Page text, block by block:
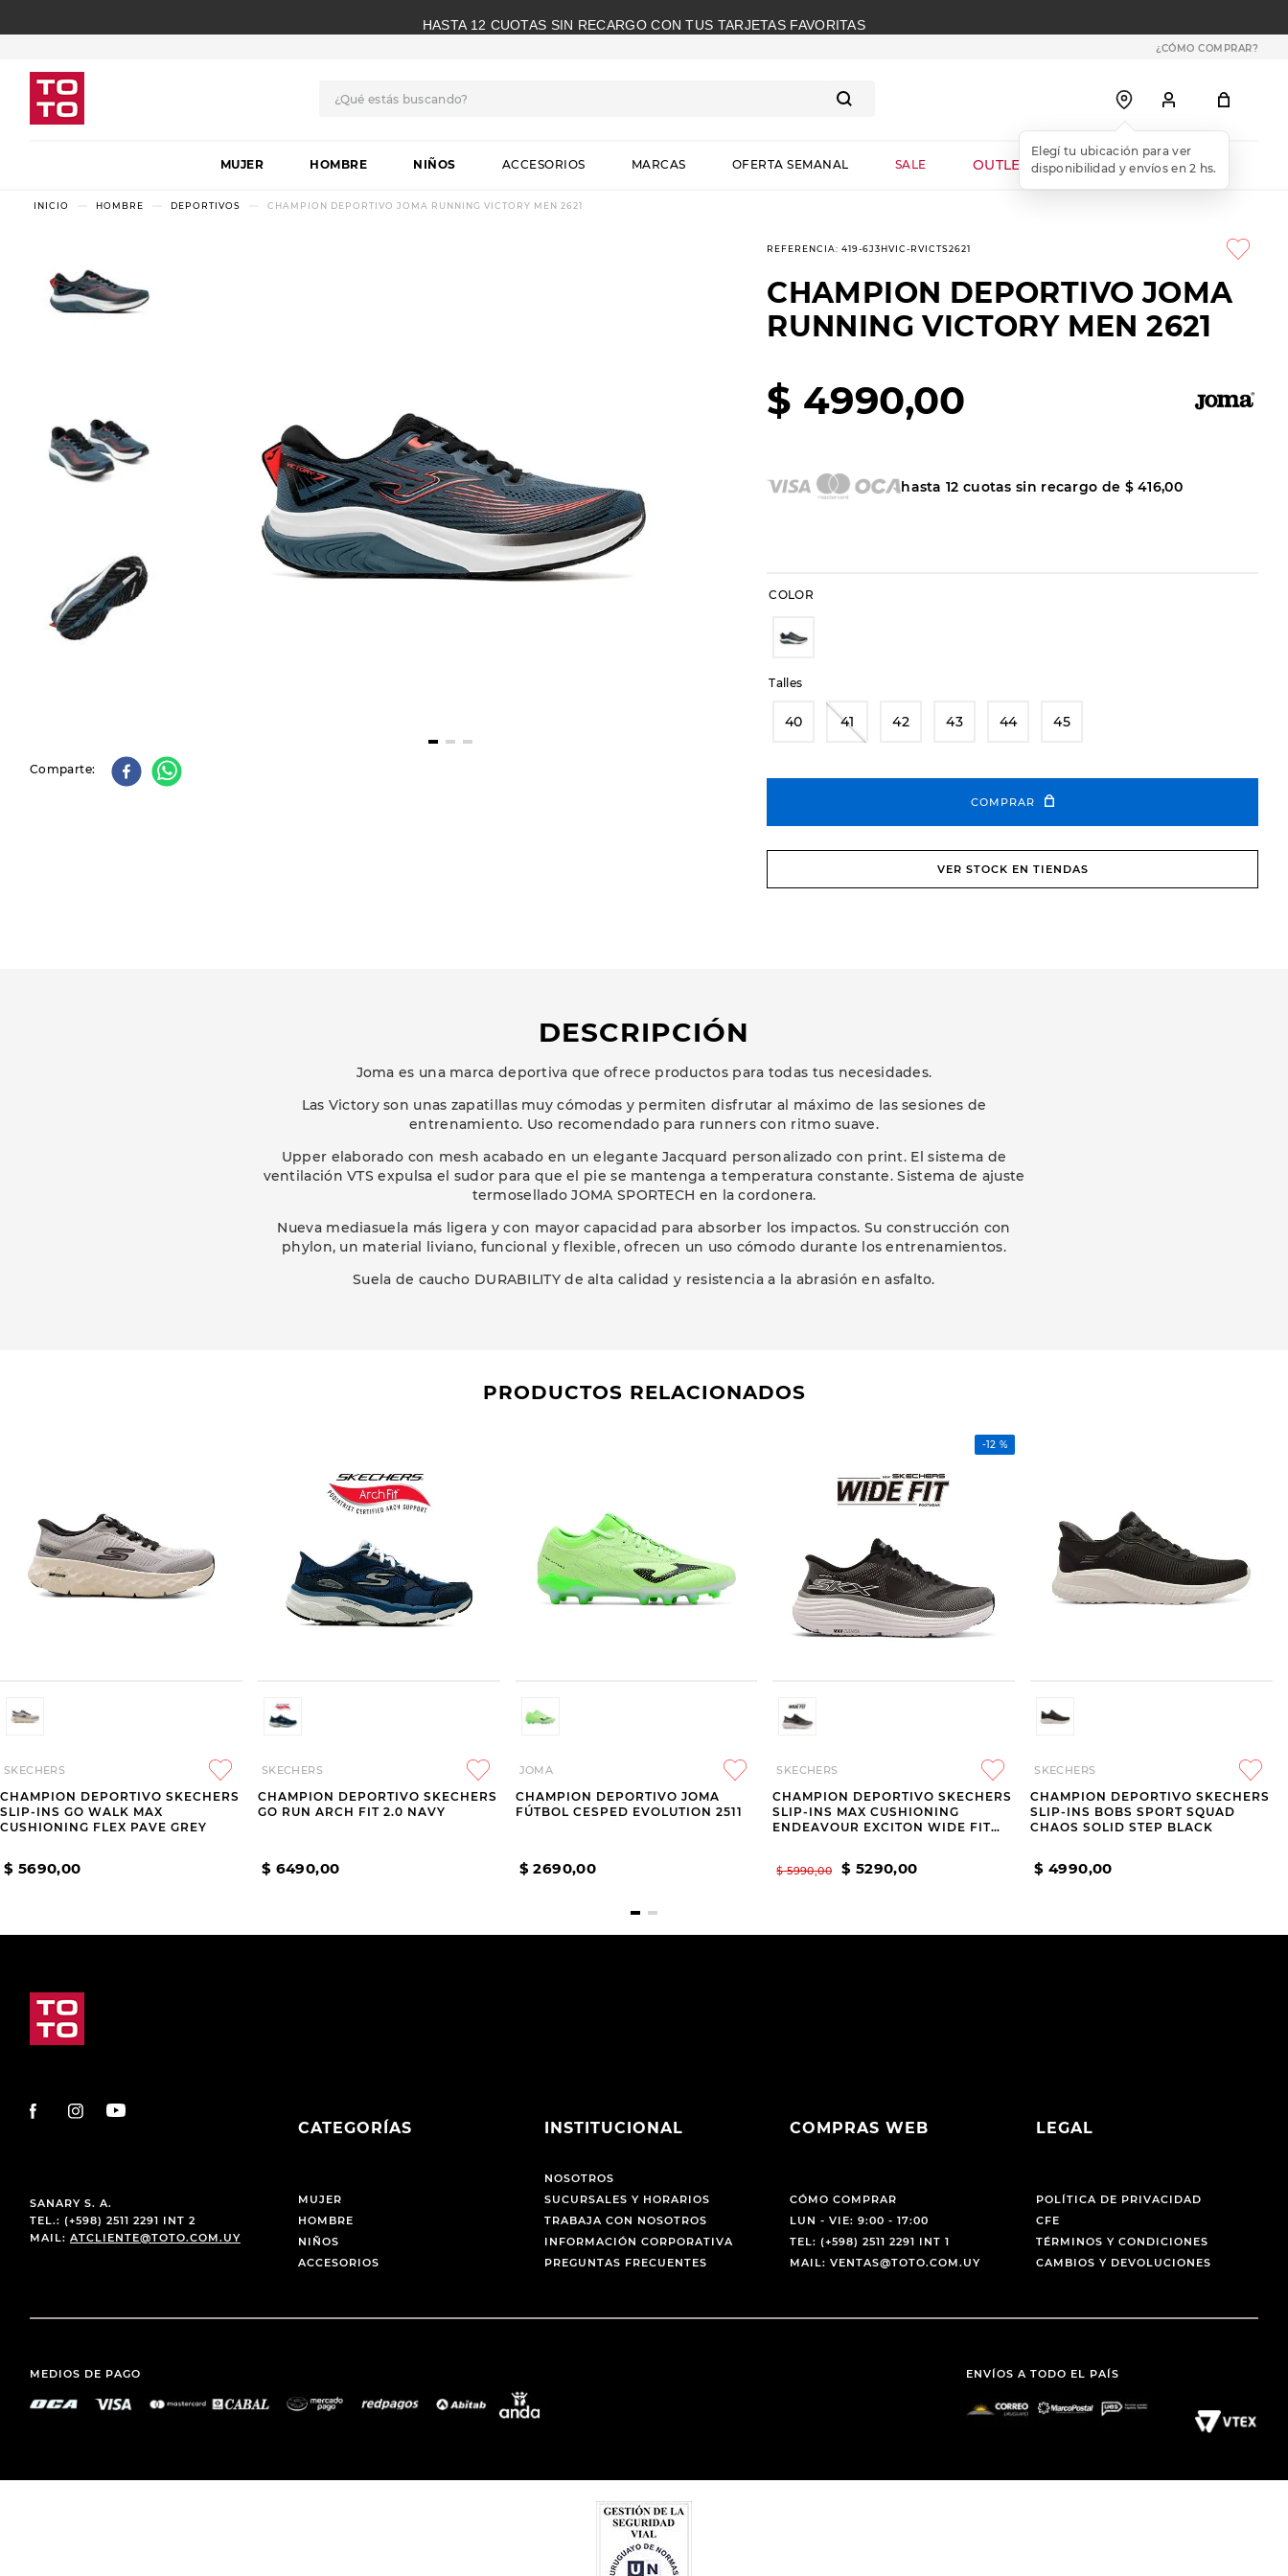
HASTA 12 CUOTAS SIN RECARGO CON TUS TARJETAS FAVORITAS
¿CÓMO COMPRAR?
MUJER HOMBRE NIÑOS ACCESORIOS MARCAS OFERTA SEMANAL SALE OUTLET WEB
HOMBRE DEPORTIVOS CHAMPION DEPORTIVO JOMA RUNNING VICTORY MEN 2621
Comparte
REFERENCIA:419-6J3HVIC-RVICTS2621
CHAMPION DEPORTIVO JOMA
RUNNING VICTORY MEN 2621
$ 4990,00
hasta12 cuotas sin recargo de $ 416,00
COLOR
Talles
40 41 42 43 44 45
COMPRAR
VER STOCK EN TIENDAS
DESCRIPCIÓN
Joma es una marca deportiva que ofrece productos para todas tus necesidades.
Las Victory son unas zapatillas muy cómodas y permiten disfrutar al máximo de las sesiones de
entrenamiento. Uso recomendado para runners con ritmo suave.
Upper elaborado con mesh acabado en un elegante Jacquard personalizado con print. El sistema de
ventilación VTS expulsa el sudor para que el pie se mantenga a temperatura constante. Sistema de ajuste
termosellado JOMA SPORTECH en la cordonera.
Nueva mediasuela más ligera y con mayor capacidad para absorber los impactos. Su construcción con
phylon, un material liviano, funcional y flexible, ofrecen un uso cómodo durante los entrenamientos.
Suela de caucho DURABILITY de alta calidad y resistencia a la abrasión en asfalto.
PRODUCTOS RELACIONADOS
SKECHERS
CHAMPION DEPORTIVO SKECHERS
SLIP-INS GO WALK MAX
CUSHIONING FLEX PAVE GREY
$ 5690,00
SKECHERS
CHAMPION DEPORTIVO SKECHERS
GO RUN ARCH FIT 2.0 NAVY
$ 6490,00
JOMA
CHAMPION DEPORTIVO JOMA
FÚTBOL CESPED EVOLUTION 2511
$ 2690,00
-12 %
SKECHERS
CHAMPION DEPORTIVO SKECHERS
SLIP-INS MAX CUSHIONING
ENDEAVOUR EXCITON WIDE FIT
$ 5990,00 $ 5290,00
SKECHERS
CHAMPION DEPORTIVO SKECHERS
SLIP-INS BOBS SPORT SQUAD
CHAOS SOLID STEP BLACK
$ 4990,00
SANARY S. A.
TEL.: (+598) 2511 2291 INT 2
MAIL: ATCLIENTE@TOTO.COM.UY
CATEGORÍAS
MUJER
HOMBRE
NIÑOS
ACCESORIOS
INSTITUCIONAL
NOSOTROS
SUCURSALES Y HORARIOS
TRABAJA CON NOSOTROS
INFORMACIÓN CORPORATIVA
PREGUNTAS FRECUENTES
COMPRAS WEB
CÓMO COMPRAR
LUN - VIE: 9:00 - 17:00
TEL: (+598) 2511 2291 INT 1
MAIL: VENTAS@TOTO.COM.UY
LEGAL
POLÍTICA DE PRIVACIDAD
CFE
TÉRMINOS Y CONDICIONES
CAMBIOS Y DEVOLUCIONES
MEDIOS DE PAGO ENVÍOS A TODO EL PAÍS
1.
botas
skechers
slip-ins
10. botas dama